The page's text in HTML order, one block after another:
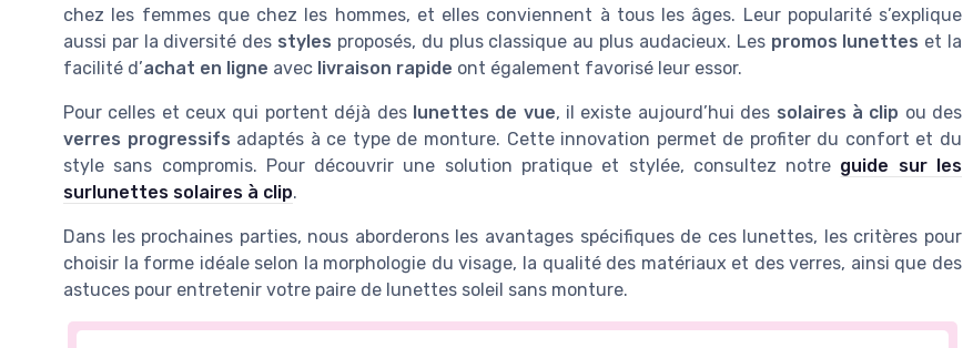
chez les femmes que chez les hommes, et elles conviennent à tous les âges. Leur popularité s’explique
aussi par la diversité des styles proposés, du plus classique au plus audacieux. Les promos lunettes et la
facilité d’achat en ligne avec livraison rapide ont également favorisé leur essor.
Pour celles et ceux qui portent déjà des lunettes de vue, il existe aujourd’hui des solaires à clip ou des
verres progressifs adaptés à ce type de monture. Cette innovation permet de profiter du confort et du
style sans compromis. Pour découvrir une solution pratique et stylée, consultez notre guide sur les
surlunettes solaires à clip.
Dans les prochaines parties, nous aborderons les avantages spécifiques de ces lunettes, les critères pour
choisir la forme idéale selon la morphologie du visage, la qualité des matériaux et des verres, ainsi que des
astuces pour entretenir votre paire de lunettes soleil sans monture.